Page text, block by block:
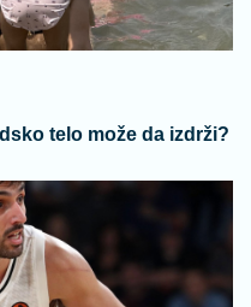
telo može da izdrži?